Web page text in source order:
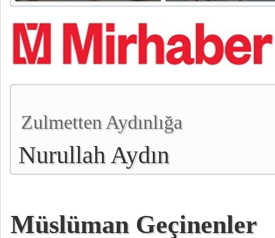
Zulmetten Aydınlığa
Nurullah Aydın
Müslüman Geçinenler